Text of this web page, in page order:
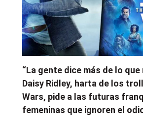
“La gente dice más de lo que
Daisy Ridley, harta de los
Wars, pide a las futuras
femeninas que ignoren el